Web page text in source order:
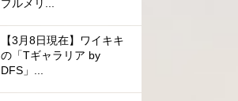
プルメリ...
【3月8日現在】ワイキキ
の「Tギャラリア by
DFS」...